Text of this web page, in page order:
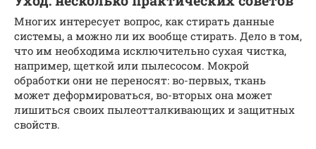
Многих интересует вопрос, как стирать данные
системы, а можно ли их вообще стирать. Дело в том,
что им необходима исключительно сухая чистка,
например, щеткой или пылесосом. Мокрой
обработки они не переносят: во-первых, ткань
может деформироваться, во-вторых она может
лишиться своих пылеотталкивающих и защитных
свойств.